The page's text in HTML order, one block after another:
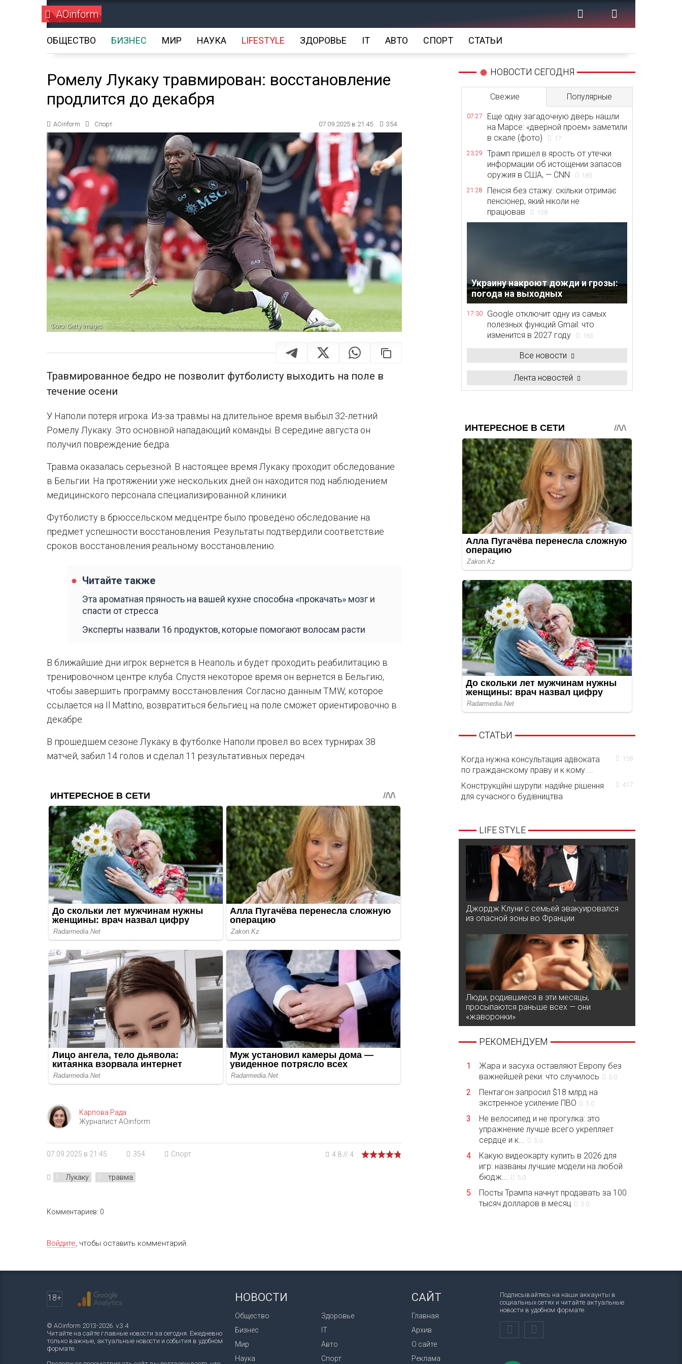
AOinform
ОБЩЕСТВО БИЗНЕС МИР НАУКА LIFESTYLE ЗДОРОВЬЕ IT АВТО СПОРТ СТАТЬИ
Ромелу Лукаку травмирован: восстановление
продлится до декабря
AOinform Спорт 07.09.2025 в 21:45 354
Фото: Getty Images
Травмированное бедро не позволит футболисту выходить на поле в
течение осени
У Наполи потеря игрока. Из-за травмы на длительное время выбыл 32-летний
Ромелу Лукаку. Это основной нападающий команды. В середине августа он
получил повреждение бедра.
Травма оказалась серьезной. В настоящее время Лукаку проходит обследование
в Бельгии. На протяжении уже нескольких дней он находится под наблюдением
медицинского персонала специализированной клиники.
Футболисту в брюссельском медцентре было проведено обследование на
предмет успешности восстановления. Результаты подтвердили соответствие
сроков восстановления реальному восстановлению.
Читайте также
Эта ароматная пряность на вашей кухне способна «прокачать» мозг и
спасти от стресса
Эксперты назвали 16 продуктов, которые помогают волосам расти
В ближайшие дни игрок вернется в Неаполь и будет проходить реабилитацию в
тренировочном центре клуба. Спустя некоторое время он вернется в Бельгию,
чтобы завершить программу восстановления. Согласно данным TMW, которое
ссылается на Il Mattino, возвратиться бельгиец на поле сможет ориентировочно в
декабре.
В прошедшем сезоне Лукаку в футболке Наполи провел во всех турнирах 38
матчей, забил 14 голов и сделал 11 результативных передач.
Карпова Рада
Журналист AOinform
07.09.2025 в 21:45 354 Спорт 4.8 // 4
Лукаку травма
Комментариев: 0
Войдите, чтобы оставить комментарий.
НОВОСТИ СЕГОДНЯ
Свежие Популярные
07:27
Еще одну загадочную дверь нашли
на Марсе: «дверной проем» заметили
в скале (фото)
17
23:29
Трамп пришел в ярость от утечки
информации об истощении запасов
оружия в США, — CNN
185
21:28
Пенсія без стажу: скільки отримає
пенсіонер, який ніколи не
працював
158
Украину накроют дожди и грозы:
погода на выходных
17:30
Google отключит одну из самых
полезных функций Gmail: что
изменится в 2027 году
163
Все новости
Лента новостей
СТАТЬИ
Когда нужна консультация адвоката
по гражданскому праву и к кому ...
158
Конструкційні шурупи: надійне рішення
для сучасного будівництва
417
LIFE STYLE
Джордж Клуни с семьей эвакуировался
из опасной зоны во Франции
Люди, родившиеся в эти месяцы,
просыпаются раньше всех — они
«жаворонки»
РЕКОМЕНДУЕМ
1
Жара и засуха оставляют Европу без
важнейшей реки: что случилось
5.0
2
Пентагон запросил $18 млрд на
экстренное усиление ПВО
5.0
3
Не велосипед и не прогулка: это
упражнение лучше всего укрепляет
сердце и к...
5.0
4
Какую видеокарту купить в 2026 для
игр: названы лучшие модели на любой
бюдж...
5.0
5
Посты Трампа начнут продавать за 100
тысяч долларов в месяц
5.0
18+
© AOinform 2013-2026. v.3.4
Читайте на сайте главные новости за сегодня. Ежедневно
только важные, актуальные новости и события в удобном
формате.
НОВОСТИ
Общество
Бизнес
Мир
Наука
Здоровье
IT
Авто
Спорт
САЙТ
Главная
Архив
О сайте
Реклама
Подписывайтесь на наши аккаунты в
социальных сетях и читайте актуальные
новости в удобном формате.